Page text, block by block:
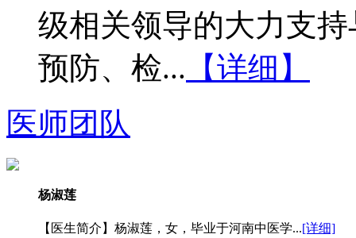
级相关领导的大力支
预防、检... 【详细】
医师团队
杨淑莲
【医生简介】杨淑莲，女，毕业于河南中医学...[详细]